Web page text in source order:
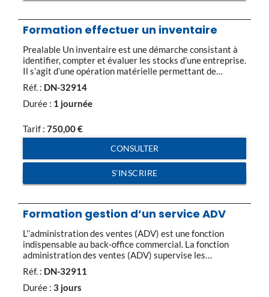
Formation effectuer un inventaire
Prealable Un inventaire est une démarche consistant à
identifier, compter et évaluer les stocks d’une entreprise.
Il s’agit d’une opération matérielle permettant de
contrôler l’existence des éléments d’actif que
constituent les stocks. Toutes les entreprise qui ont du
stock ont des obligations légales. La gestion des stocks
ne pas […]
Réf. : DN-32914
Durée : 1 journée
Tarif : 750,00€
CONSULTER
S'INSCRIRE
Formation gestion d’un service ADV
L’’administration des ventes (ADV) est une fonction
indispensable au back-office commercial. La fonction
administration des ventes (ADV) supervise les
opérations de gestion des contrats de vente, depuis
l’’enregistrement des commandes jusqu’’à la livraison
aux clients. Les fondamentaux de l’’ADV Le
Réf. : DN-32911
Durée : 3 jours